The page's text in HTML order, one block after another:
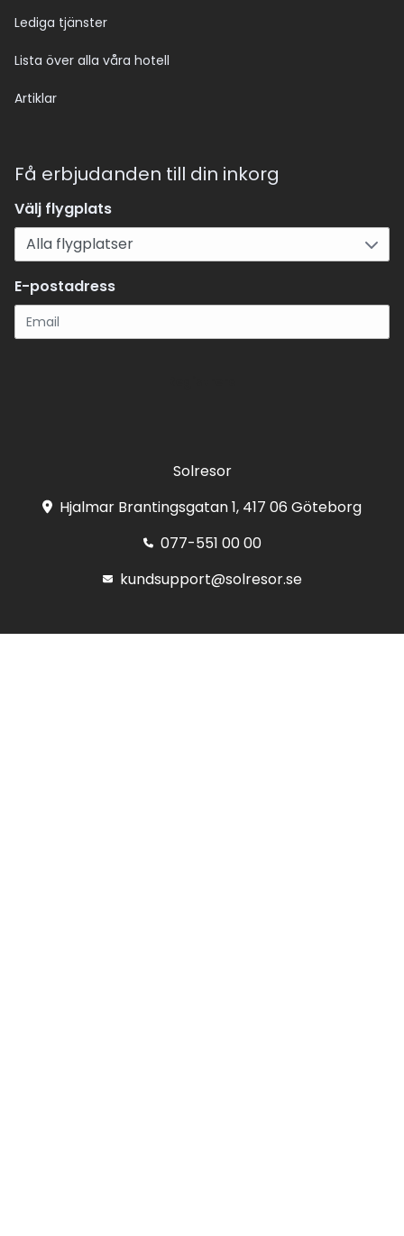
Lediga tjänster
Lista över alla våra hotell
Artiklar
Få erbjudanden till din inkorg
Välj flygplats
E-postadress
Solresor
Hjalmar Brantingsgatan 1, 417 06 Göteborg
077-551 00 00
kundsupport@solresor.se